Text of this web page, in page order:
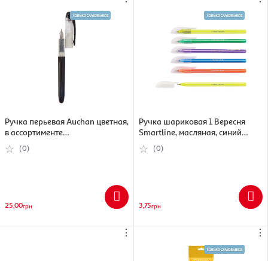
Ручка перьевая Auchan цветная,
в ассортименте
(3245676609028)
(0)
25,00грн
Ручка шариковая 1 Вересня
Smartline, масляная, синий
(5009074110344)
(0)
3,75грн
⋮ ⋮